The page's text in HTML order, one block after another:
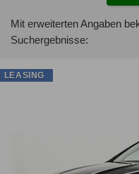
Mit erweiterten Angaben
Suchergebnisse:
LEASING